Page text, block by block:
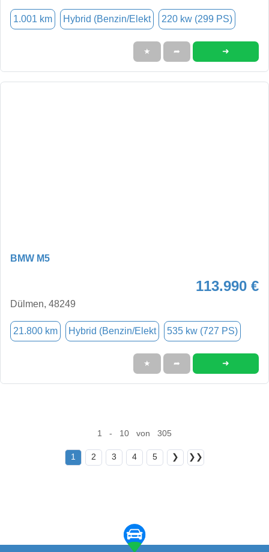
1.001 km Hybrid (Benzin/Elekt 220 kw (299 PS)
★ ➦ ➜
BMW M5
113.990 €
Dülmen, 48249
21.800 km Hybrid (Benzin/Elekt 535 kw (727 PS)
★ ➦ ➜
1 - 10 von 305
1 2 3 4 5 ❯ ❯❯